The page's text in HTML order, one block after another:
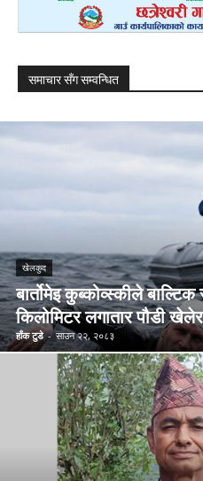
समाचार सँग सम्वन्धित
खेलकुद
बार्तोमेइ कुब्कोव्स्कीले
किलोमिटर लगातार पौडी
हाँक टुडे - साउन २२, २०८३